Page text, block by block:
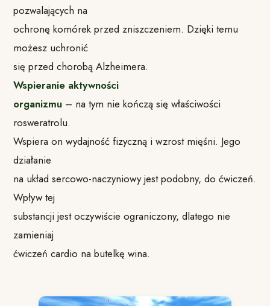
pozwalających na
ochronę komórek przed zniszczeniem. Dzięki temu
możesz uchronić
się przed chorobą Alzheimera.
Wspieranie aktywności
organizmu – na tym nie kończą się właściwości
rosweratrolu.
Wspiera on wydajność fizyczną i wzrost mięśni. Jego
działanie
na układ sercowo-naczyniowy jest podobny, do ćwiczeń.
Wpływ tej
substancji jest oczywiście ograniczony, dlatego nie
zamieniaj
ćwiczeń cardio na butelkę wina.